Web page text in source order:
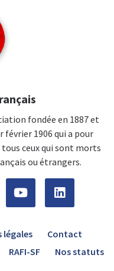
fondée en 1887 et
février 1906 qui a pour
ceux qui sont morts
ou étrangers.
légales
Contact
RAFI-SF Nos statuts